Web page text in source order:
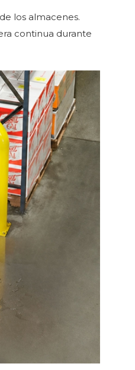
los almacenes.
continua durante